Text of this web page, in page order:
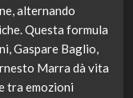
alternando
Questa formula
Gaspare Baglio,
Marra dà vita
tra emozioni